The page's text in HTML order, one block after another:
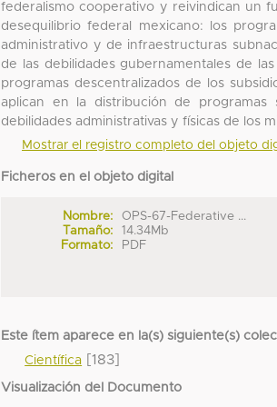
federalismo cooperativo y reivindican un
desequilibrio federal mexicano: los
administrativo y de infraestructuras
de las debilidades gubernamentales de
programas descentralizados de los
aplican en la distribución de
debilidades administrativas y físicas de los
Mostrar el registro completo del objeto
Ficheros en el objeto digital
Nombre:
OPS-67-Federative ...
Tamaño:
14.34Mb
Formato:
PDF
Este ítem aparece en la(s) siguiente(s)
Científica [183]
Visualización del Documento